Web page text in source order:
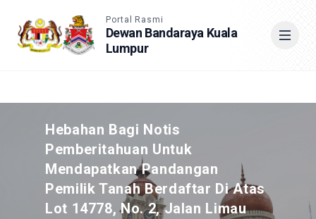
Portal Rasmi
Dewan Bandaraya Kuala
Lumpur
Hebahan Bagi Notis
Pemberitahuan Untuk
Mendapatkan Pandangan
Pemilik Tanah Berdaftar Di Atas
Lot 14778, No. 2, Jalan Limau